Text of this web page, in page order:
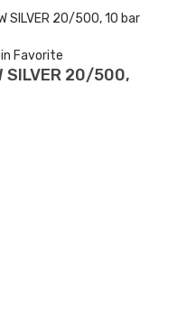
Favorite
SILVER 20/500,